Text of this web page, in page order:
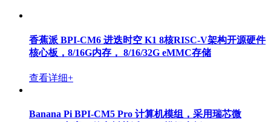
香蕉派 BPI-CM6 进迭时空 K1 8核RISC-V架构开源硬件
核心板，8/16G内存， 8/16/32G eMMC存储
查看详细+
Banana Pi BPI-CM5 Pro 计算机模组，采用瑞芯微